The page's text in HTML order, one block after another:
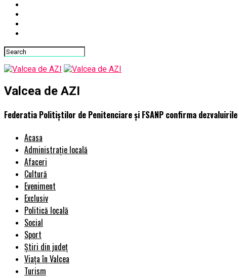
Valcea de AZI
Federatia Politiștilor de Penitenciare și FSANP confirma
Acasa
Administrație locală
Afaceri
Cultură
Eveniment
Exclusiv
Politică locală
Social
Sport
Știri din județ
Viața în Valcea
Turism